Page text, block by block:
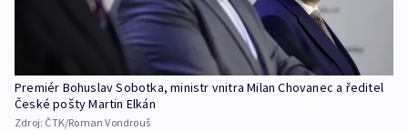
Premiér Bohuslav Sobotka, ministr vnitra Milan Chovanec a ředitel
České pošty Martin Elkán
Zdroj: ČTK/Roman Vondrouš